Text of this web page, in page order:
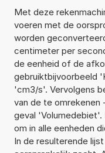
Met deze
voeren met de
worden
centimeter per
de eenheid of de
gebruiktbijvoorbeeld
'cm3/s'. Vervolgens
van de te
geval 'Volumedebiet'.
om in alle eenheden
In de resulterende